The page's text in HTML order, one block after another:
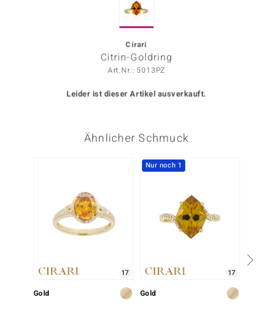
Cirari
Citrin-Goldring
Art.Nr.: 5013PZ
Leider ist dieser Artikel ausverkauft.
Ähnlicher Schmuck
17
Gold
Nur noch 1
17
Gold